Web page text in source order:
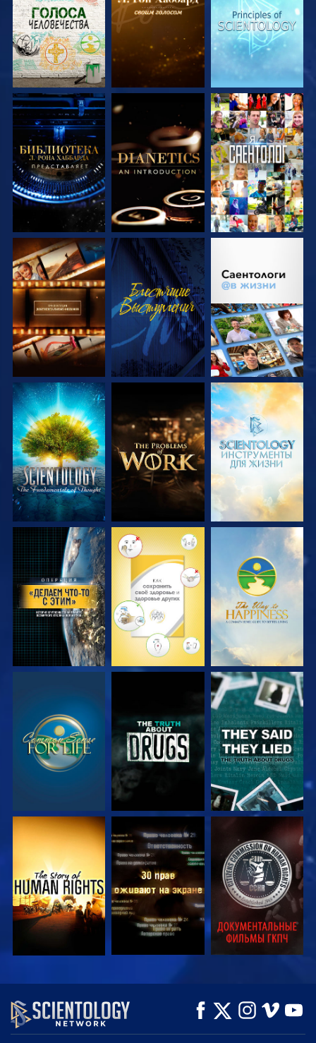
ПЕРЕДАЧИ
ПЕРЕДАЧИ
ПЕРЕДАЧИ
СМОТРЕТЬ
ПЕРЕДАЧИ
СМОТРЕТЬ
ПЕРЕДАЧИ
СМОТРЕТЬ
СМОТРЕТЬ
ПЕРЕДАЧИ
СМОТРЕТЬ
СМОТРЕТЬ
СМОТРЕТЬ
ПЕРЕДАЧИ
СМОТРЕТЬ
ПЕРЕДАЧИ
СМОТРЕТЬ
ПЕРЕДАЧИ
СМОТРЕТЬ СМОТРЕТЬ СМОТРЕТЬ
СМОТРЕТЬ СМОТРЕТЬ СМОТРЕТЬ
СМОТРЕТЬ СМОТРЕТЬ СМОТРЕТЬ
СМОТРЕТЬ СМОТРЕТЬ
СМОТРЕТЬ
ПЕРЕДАЧИ